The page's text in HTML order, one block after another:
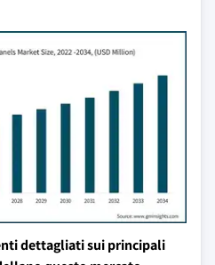
dettagliati sui principali